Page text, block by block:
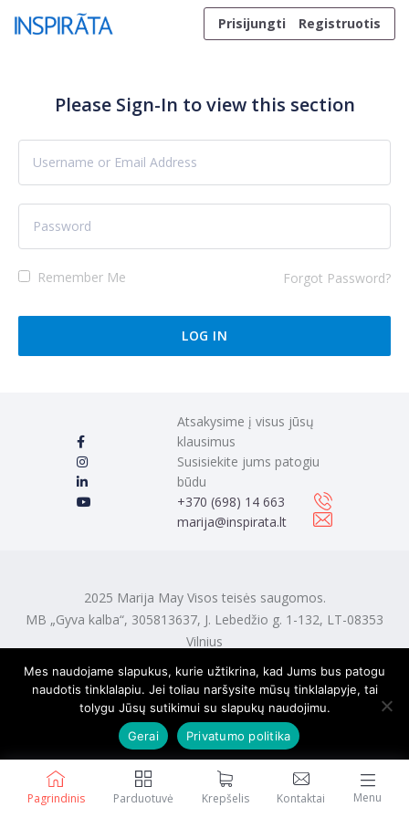
Skip to content
Prisijungti
Registruotis
Pagrindinis Parduotuvė Krepšelis Kontaktai Menu
Please Sign-In to view this section
Remember Me Forgot Password?
Atsakysime į visus jūsų
klausimus
Susisiekite jums patogiu
būdu
‭+370 (698) 14 663
marija@inspirata.lt
2025 Marija May Visos teisės saugomos.
MB „Gyva kalba“, 305813637, J. Lebedžio g. 1-132, LT-08353
Vilnius
Mes naudojame slapukus, kurie užtikrina, kad Jums bus patogu
naudotis tinklalapiu. Jei toliau naršysite mūsų tinklalapyje, tai
tolygu Jūsų sutikimui su slapukų naudojimu.
Gerai
Privatumo politika